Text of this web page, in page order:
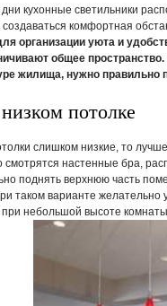
кухонные светильники
комфортная
организации уюта и
общее
жилища, нужно правильно
потолке
слишком низкие, то
настенные бра,
поднять верхнюю часть
таком варианте желательно
небольшой высоте комнаты